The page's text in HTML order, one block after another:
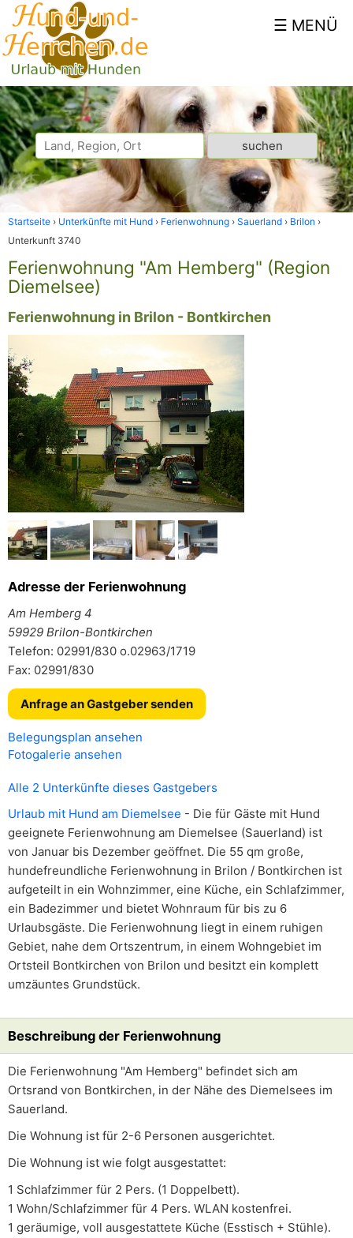
Startseite Unterkünfte mit Hund Ferienwohnung Sauerland
Brilon
Unterkunft 3740
Ferienwohnung "Am Hemberg" (Region
Diemelsee)
Ferienwohnung in Brilon - Bontkirchen
Adresse der Ferienwohnung
Am Hemberg 4
59929 Brilon-Bontkirchen
Telefon: 02991/830 o.02963/1719
Fax: 02991/830
Anfrage an Gastgeber senden
Belegungsplan ansehen
Fotogalerie ansehen
Alle 2 Unterkünfte dieses Gastgebers
Urlaub mit Hund am Diemelsee - Die für Gäste mit Hund
geeignete Ferienwohnung am Diemelsee (Sauerland) ist
von Januar bis Dezember geöffnet. Die 55 qm große,
hundefreundliche Ferienwohnung in Brilon / Bontkirchen ist
aufgeteilt in ein Wohnzimmer, eine Küche, ein Schlafzimmer,
ein Badezimmer und bietet Wohnraum für bis zu 6
Urlaubsgäste. Die Ferienwohnung liegt in einem ruhigen
Gebiet, nahe dem Ortszentrum, in einem Wohngebiet im
Ortsteil Bontkirchen von Brilon und besitzt ein komplett
umzäuntes Grundstück.
Beschreibung der Ferienwohnung
Die Ferienwohnung "Am Hemberg" befindet sich am
Ortsrand von Bontkirchen, in der Nähe des Diemelsees im
Sauerland.
Die Wohnung ist für 2-6 Personen ausgerichtet.
Die Wohnung ist wie folgt ausgestattet:
1 Schlafzimmer für 2 Pers. (1 Doppelbett).
1 Wohn/Schlafzimmer für 4 Pers. WLAN kostenfrei.
1 geräumige, voll ausgestattete Küche (Esstisch + Stühle).